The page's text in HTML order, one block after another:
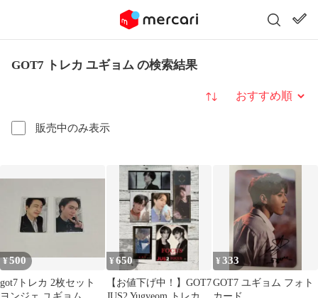
GOT7 トレカ ユギョム の検索結果
販売中のみ表示
並び替え
¥500
got7トレカ 2枚セット
¥650
【お値下げ中！】GOT7
¥333
GOT7 ユギョム フォト